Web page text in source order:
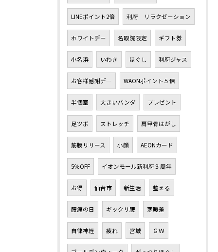
LINEポイント2倍 利府 リラクゼーション
ホワイトデー 名取院限定 ギフト券
小名浜 いわき ほぐし 利府ジャス
お客様感謝デー WAONポイント５倍
半個室 大きいパンダ プレゼント
足ツボ ストレッチ 肩甲骨はがし
筋膜リリース 小顔 AEONカード
5％OFF イオンモール新利府３周年
お得 仙台市 新生活 整える
腰痛の日 ギックリ腰 寒暖差
自律神経 疲れ 宮城 ＧＷ